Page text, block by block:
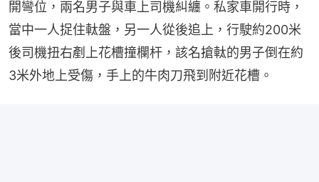
開彎位，兩名男子與車上司機糾纏。私家車開行時，
當中一人捉住軚盤，另一人從後追上，行駛約200米
後司機扭右剷上花槽撞欄杆，該名搶軚的男子倒在約
3米外地上受傷，手上的牛肉刀飛到附近花槽。